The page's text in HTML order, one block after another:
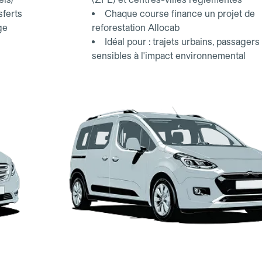
Chaque course finance un projet de
reforestation Allocab
Idéal pour : trajets urbains, passagers
sensibles à l'impact environnemental